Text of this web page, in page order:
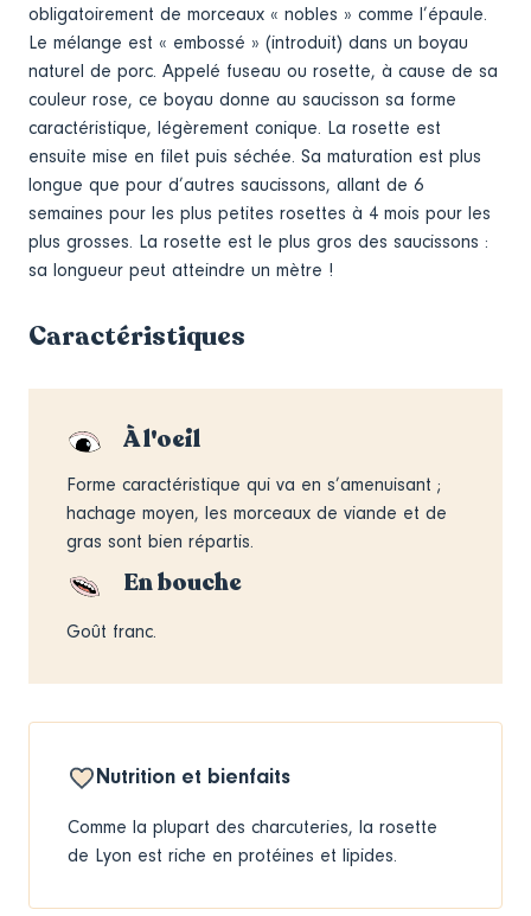
obligatoirement de morceaux « nobles » comme l’épaule.
Le mélange est « embossé » (introduit) dans un boyau
naturel de porc. Appelé fuseau ou rosette, à cause de sa
couleur rose, ce boyau donne au saucisson sa forme
caractéristique, légèrement conique. La rosette est
ensuite mise en filet puis séchée. Sa maturation est plus
longue que pour d’autres saucissons, allant de 6
semaines pour les plus petites rosettes à 4 mois pour les
plus grosses. La rosette est le plus gros des saucissons :
sa longueur peut atteindre un mètre !
Caractéristiques
À l'oeil
Forme caractéristique qui va en s’amenuisant ;
hachage moyen, les morceaux de viande et de
gras sont bien répartis.
En bouche
Goût franc.
Nutrition et bienfaits
Comme la plupart des charcuteries, la rosette
de Lyon est riche en protéines et lipides.